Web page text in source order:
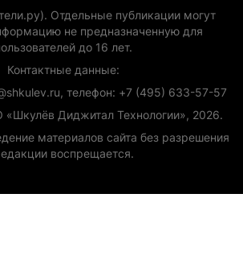
Отдельные публикации могут
не предназначенную для
до 16 лет.
Контактные данные:
телефон: +7 (495) 633-57-57
Диджитал Технологии», 2026.
материалов сайта без разрешения
воспрещается.